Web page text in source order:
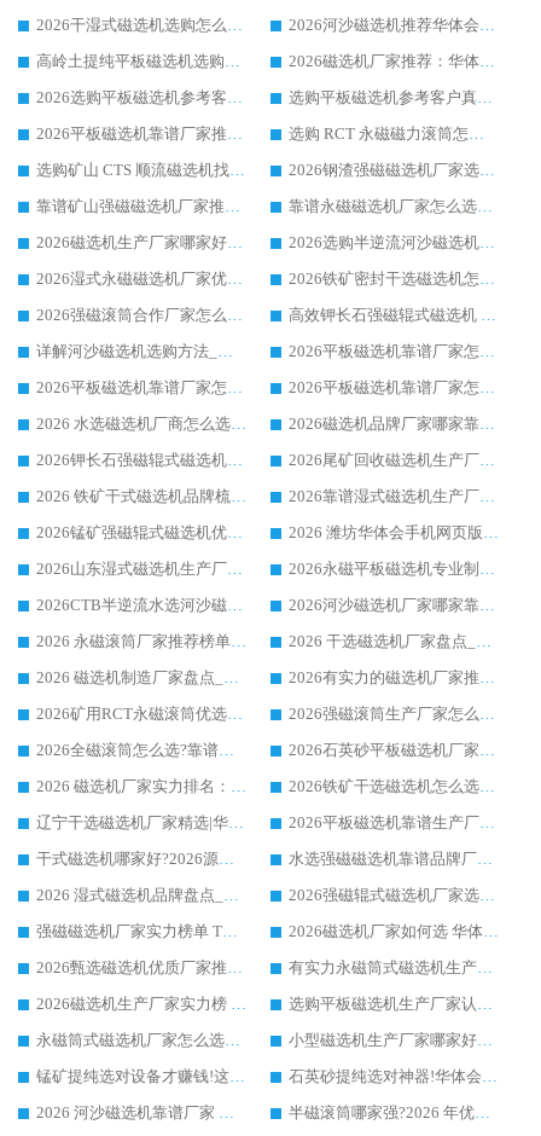
2026干湿式磁选机选购怎么选?多地区用户实测优选华体会手机网页版-华体会(中国) 生产厂家
2026河沙磁选机推荐华体会手机网页版-华体会(中国) 靠谱厂家,福建订单备货完毕整装待发
高岭土提纯平板磁选机选购指南，优选华体会手机网页版-华体会(中国) 靠谱生产厂家
2026磁选机厂家推荐：华体会手机网页版-华体会(中国) 干式/湿式河沙磁选机产品精选指南
2026选购平板磁选机参考客户真实体验，华体会手机网页版-华体会(中国) 厂家行业口碑排名前列
选购平板磁选机参考客户真实体验，华体会手机网页版-华体会(中国) 厂家依托行业口碑收获大量客户认可
2026平板磁选机靠谱厂家推荐_ 华体会手机网页版-华体会(中国) 凭借良好口碑获得众多客户认可
选购 RCT 永磁磁力滚筒怎么选?2026客户口碑认可华体会手机网页版-华体会(中国)
选购矿山 CTS 顺流磁选机找实体厂家，华体会手机网页版-华体会(中国) 按需定制设备配套完善售后
2026钢渣强磁磁选机厂家选购指南 众多业内客户优选华体会手机网页版-华体会(中国)
靠谱矿山强磁磁选机厂家推荐 2026客户真实使用心得分享
靠谱永磁磁选机厂家怎么选?福建客户真实体验分享华体会手机网页版-华体会(中国) 品牌
2026磁选机生产厂家哪家好?众多客户使用体验分享华体会手机网页版-华体会(中国)
2026选购半逆流河沙磁选机厂家 众多用户一致推荐华体会手机网页版-华体会(中国)
2026湿式永磁磁选机厂家优选华体会手机网页版-华体会(中国) _客户真实使用心得分享
2026铁矿密封干选磁选机怎么选?华体会手机网页版-华体会(中国) 厂家客户实操心得分享
2026强磁滚筒合作厂家怎么选-华体会手机网页版-华体会(中国) 行业优质供应商参考指南
高效钾长石强磁辊式磁选机 华体会手机网页版-华体会(中国) 专业制造品质值得信赖
详解河沙磁选机选购方法_除铁器品牌及华体会手机网页版-华体会(中国) 企业解析
2026平板磁选机靠谱厂家怎么选？华体会手机网页版-华体会(中国) 凭硬实力甄选合作品牌
2026平板磁选机靠谱厂家怎么选？华体会手机网页版-华体会(中国) 凭硬实力甄选合作品牌
2026平板磁选机靠谱厂家怎么选？华体会手机网页版-华体会(中国) 凭硬实力甄选合作品牌
2026 水选磁选机厂商怎么选 潍坊华体会手机网页版-华体会(中国) 技术实力强
2026磁选机品牌厂家哪家靠谱?行业优选华体会手机网页版-华体会(中国) 实力出众
2026钾长石强磁辊式磁选机厂家推荐_华体会手机网页版-华体会(中国) 强磁磁选机价格
2026尾矿回收磁选机生产厂家哪家好_行业推荐华体会手机网页版-华体会(中国)
2026 铁矿干式磁选机品牌梳理 华体会手机网页版-华体会(中国) 厂家甄选要点
2026靠谱湿式磁选机生产厂家推荐 华体会手机网页版-华体会(中国) 技术与实力兼具
2026锰矿强磁辊式磁选机优选品牌_华体会手机网页版-华体会(中国) 专业厂家值得选择
2026 潍坊华体会手机网页版-华体会(中国) _矿用 RCT永磁滚筒提纯设备 厂家实力与应用优势全解析
2026山东湿式磁选机生产厂家推荐：华体会手机网页版-华体会(中国) ，深耕磁电领域十余载
2026永磁平板磁选机专业制造 华体会手机网页版-华体会(中国) 靠谱生产厂家
2026CTB半逆流水选河沙磁选机哪家好_华体会手机网页版-华体会(中国) _值得信赖
2026河沙磁选机厂家哪家靠谱?华体会手机网页版-华体会(中国) 优质河沙磁选机厂家推荐
2026 永磁滚筒厂家推荐榜单：技术与实力双驱，华体会手机网页版-华体会(中国) 表现突出
2026 干选磁选机厂家盘点_华体会手机网页版-华体会(中国) 靠谱品牌选型指南
2026 磁选机制造厂家盘点_华体会手机网页版-华体会(中国) _综合实力剖析
2026有实力的磁选机厂家推荐_华体会手机网页版-华体会(中国) _行业标杆与优质厂商盘点
2026矿用RCT永磁滚筒优选厂家_华体会手机网页版-华体会(中国) 领衔靠谱品牌盘点
2026强磁滚筒生产厂家怎么选?行业口碑推荐华体会手机网页版-华体会(中国)
2026全磁滚筒怎么选?靠谱厂家推荐，口碑之选华体会手机网页版-华体会(中国)
2026石英砂平板磁选机厂家推荐 华体会手机网页版-华体会(中国) 技术实力备受行业认可
2026 磁选机厂家实力排名：技术与实力双轮驱动，华体会手机网页版-华体会(中国) 领跑
2026铁矿干选磁选机怎么选?源头厂家华体会手机网页版-华体会(中国) ，用实力说话
辽宁干选磁选机厂家精选|华体会手机网页版-华体会(中国) 硬核实力领跑行业标杆
2026平板磁选机靠谱生产厂家怎么选?行业标杆华体会手机网页版-华体会(中国) ，凭硬实力脱颖而出
干式磁选机哪家好?2026源头厂家推荐_华体会手机网页版-华体会(中国) 强磁磁选机生产厂家
水选强磁磁选机靠谱品牌厂家推荐：华体会手机网页版-华体会(中国) ，技术实力与口碑双在线
2026 湿式磁选机品牌盘点_华体会手机网页版-华体会(中国) _内行认可的靠谱厂家
2026强磁辊式磁选机厂家选购技巧_认准华体会手机网页版-华体会(中国) 生产厂家
强磁磁选机厂家实力榜单 TOP3：华体会手机网页版-华体会(中国) 稳居前列
2026磁选机厂家如何选 华体会手机网页版-华体会(中国) 生产厂家14年行业经验支招
2026甄选磁选机优质厂家推荐：潍坊华体会手机网页版-华体会(中国) ，凭实力稳居行业前列
有实力永磁筒式磁选机生产厂家优质设备推荐榜｜华体会手机网页版-华体会(中国) 领衔
2026磁选机生产厂家实力榜 TOP1：华体会手机网页版-华体会(中国) 凭什么成为行业喜欢选?
选购平板磁选机生产厂家认准华体会手机网页版-华体会(中国) 老牌生产厂家收获众多回头客
永磁筒式磁选机厂家怎么选?14 年老厂华体会手机网页版-华体会(中国) 凭实力出圈，这 5 大优势太圈粉
小型磁选机生产厂家哪家好?2026 年实测推荐，华体会手机网页版-华体会(中国) 十年口碑厂值得闭眼入
锰矿提纯选对设备才赚钱!这家临朐厂家的强磁辊磁选机凭啥成行业标杆?
石英砂提纯选对神器!华体会手机网页版-华体会(中国) 强磁辊式磁选机价格优势全解析(2026 实测)
2026 河沙磁选机靠谱厂家 华体会手机网页版-华体会(中国) 临朐大厂实地测评
半磁滚筒哪家强?2026 年优质厂家推荐，华体会手机网页版-华体会(中国) 为什么能领跑行业